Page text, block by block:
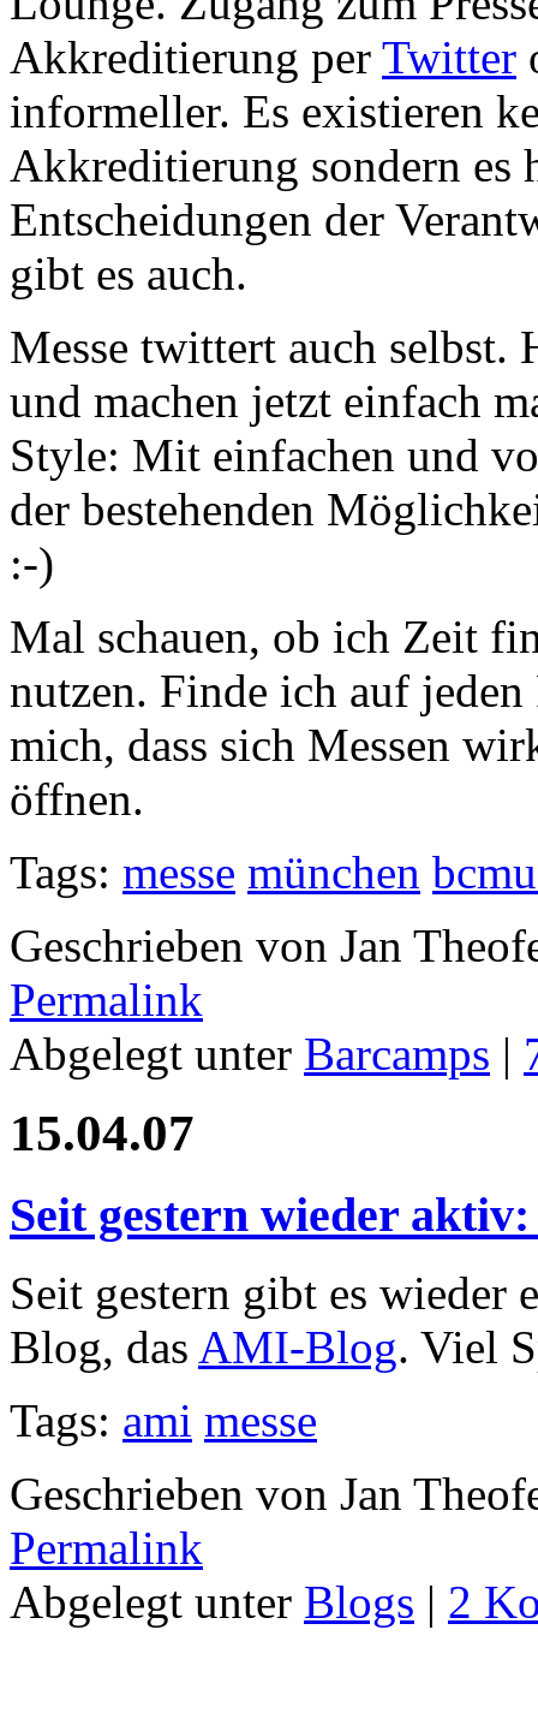
Akkreditierung per Twitter
informeller. Es existieren
Akkreditierung sondern es
Entscheidungen der
gibt es auch.
Messe twittert auch selbst.
und machen jetzt einfach
Style: Mit einfachen und
der bestehenden
:-)
Mal schauen, ob ich Zeit
nutzen. Finde ich auf
mich, dass sich Messen
öffnen.
Tags: messe münchen
Geschrieben von Jan
Permalink
Abgelegt unter Barcamps |
15.04.07
Seit gestern wieder
Seit gestern gibt es wieder
Blog, das AMI-Blog. Viel
Tags: ami messe
Geschrieben von Jan
Permalink
Abgelegt unter Blogs | 2